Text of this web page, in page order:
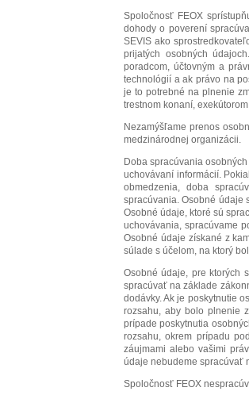
Spoločnosť FEOX
dohody o poverení
SEVIS ako
prijatých osobných
poradcom, účtovným a
technológií a ak právo na
je to potrebné na plnenie
trestnom konaní,
Nezamýšľame prenos
medzinárodnej organizácii.
Doba spracúvania
uchovávaní informácií.
obmedzenia, doba
spracúvania. Osobné údaje
Osobné údaje, ktoré sú
uchovávania, spracúvame
Osobné údaje získané z
súlade s účelom, na ktorý
Osobné údaje, pre ktorých
spracúvať na základe
dodávky. Ak je poskytnutie
rozsahu, aby bolo plnenie
prípade poskytnutia
rozsahu, okrem prípadu
záujmami alebo vašimi
údaje nebudeme spracúvať
Spoločnosť FEOX